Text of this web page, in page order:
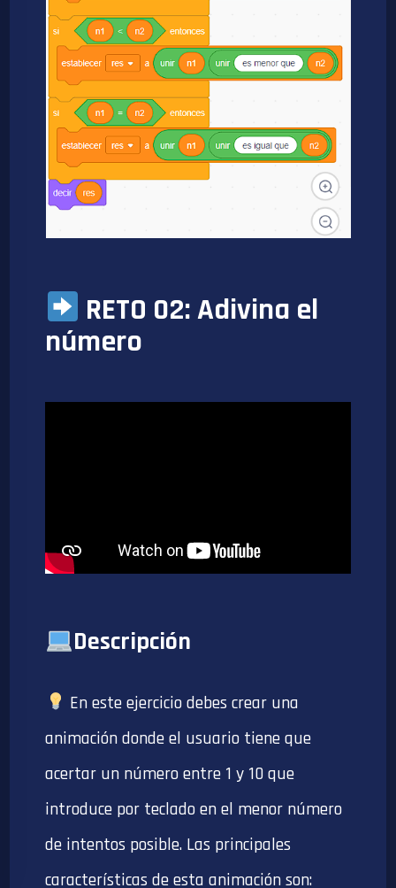
RETO 02: Adivina el
número
Descripción
En este ejercicio debes crear una
animación donde el usuario tiene que
acertar un número entre 1 y 10 que
introduce por teclado en el menor número
de intentos posible. Las principales
características de esta animación son: